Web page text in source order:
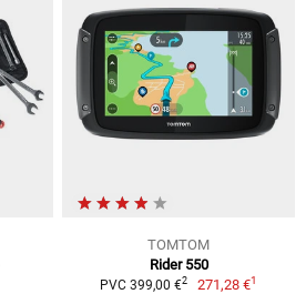
TOMTOM
Rider 550
PVC 399,00 €2 271,28 €1